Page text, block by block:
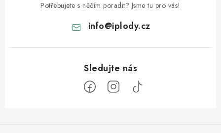
Potřebujete s něčím poradit? Jsme tu pro vás!
info@iplody.cz